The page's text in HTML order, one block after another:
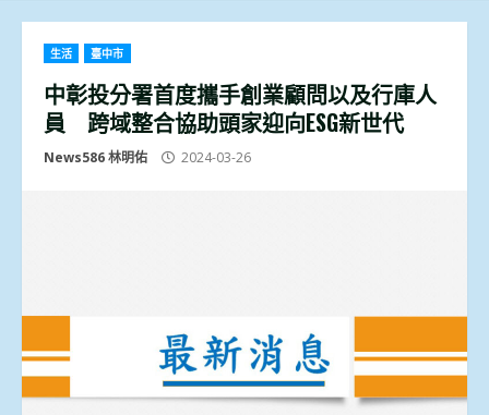
生活 臺中市
中彰投分署首度攜手創業顧問以及行庫人
員 跨域整合協助頭家迎向ESG新世代
News586 林明佑 2024-03-26